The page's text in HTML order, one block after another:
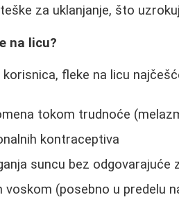
za uklanjanje, što
na licu?
fleke na licu
tokom trudnoće
kontraceptiva
suncu bez odgovarajuće
voskom (posebno u predelu